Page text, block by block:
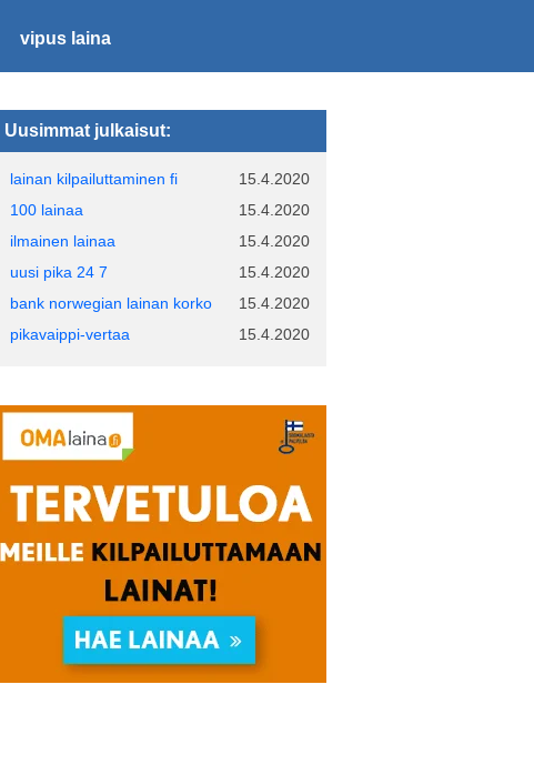
vipus laina
Uusimmat julkaisut:
lainan kilpailuttaminen fi
15.4.2020
100 lainaa
15.4.2020
ilmainen lainaa
15.4.2020
uusi pika 24 7
15.4.2020
bank norwegian lainan korko
15.4.2020
pikavaippi-vertaa
15.4.2020